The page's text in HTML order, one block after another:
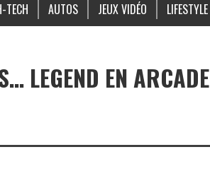
TECH AUTOS JEUX VIDÉO LIFESTYLE
LEGEND EN ARCADE